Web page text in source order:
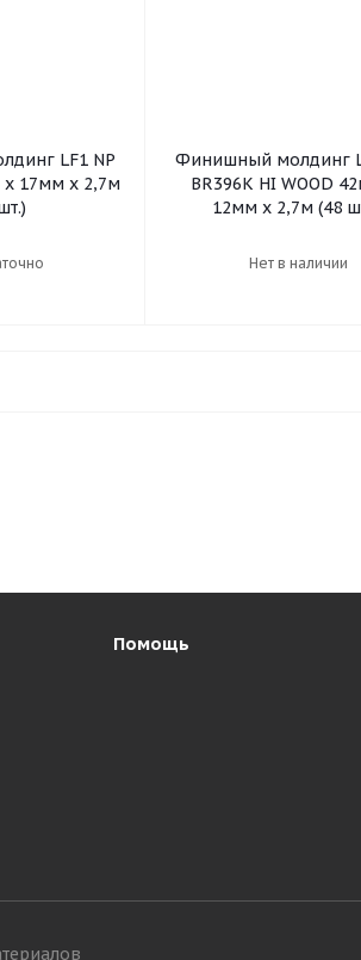
LF1 NP
х 17мм х 2,7м
Финишный молдинг
BR396K HI WOOD
12мм х 2,7м (48
Нет в наличии
Помощь